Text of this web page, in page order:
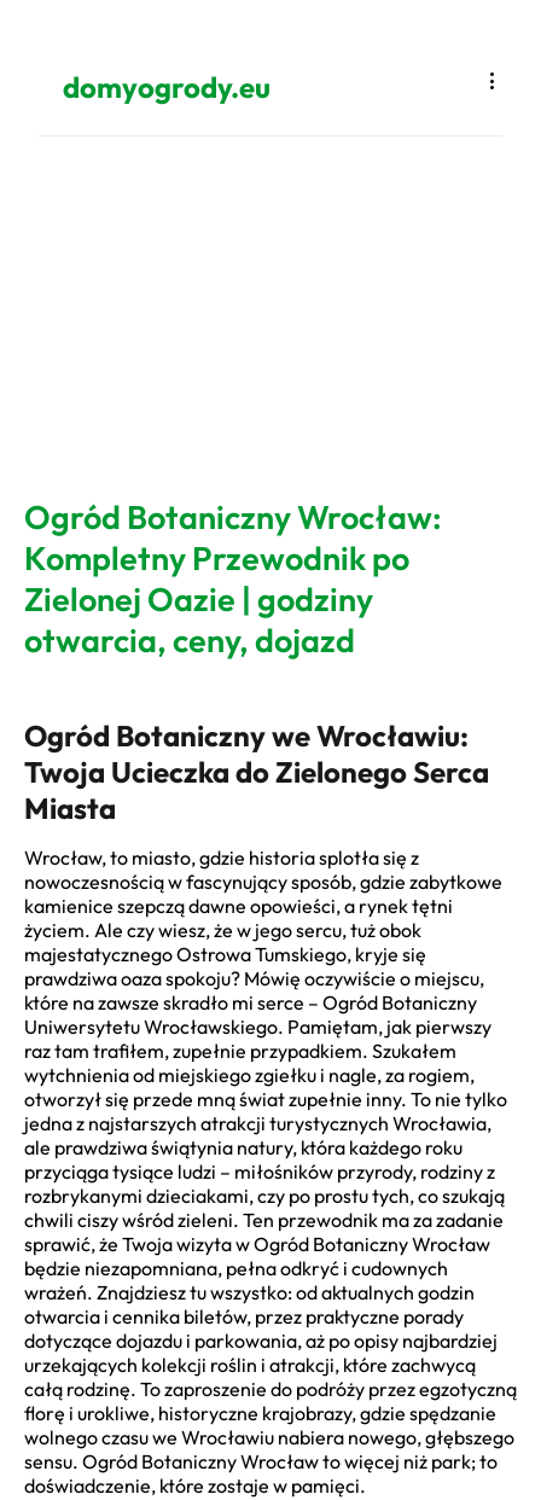
domyogrody.eu
Ogród Botaniczny Wrocław:
Kompletny Przewodnik po
Zielonej Oazie | godziny
otwarcia, ceny, dojazd
Ogród Botaniczny we Wrocławiu:
Twoja Ucieczka do Zielonego Serca
Miasta
Wrocław, to miasto, gdzie historia splotła się z
nowoczesnością w fascynujący sposób, gdzie zabytkowe
kamienice szepczą dawne opowieści, a rynek tętni
życiem. Ale czy wiesz, że w jego sercu, tuż obok
majestatycznego Ostrowa Tumskiego, kryje się
prawdziwa oaza spokoju? Mówię oczywiście o miejscu,
które na zawsze skradło mi serce – Ogród Botaniczny
Uniwersytetu Wrocławskiego. Pamiętam, jak pierwszy
raz tam trafiłem, zupełnie przypadkiem. Szukałem
wytchnienia od miejskiego zgiełku i nagle, za rogiem,
otworzył się przede mną świat zupełnie inny. To nie tylko
jedna z najstarszych atrakcji turystycznych Wrocławia,
ale prawdziwa świątynia natury, która każdego roku
przyciąga tysiące ludzi – miłośników przyrody, rodziny z
rozbrykanymi dzieciakami, czy po prostu tych, co szukają
chwili ciszy wśród zieleni. Ten przewodnik ma za zadanie
sprawić, że Twoja wizyta w Ogród Botaniczny Wrocław
będzie niezapomniana, pełna odkryć i cudownych
wrażeń. Znajdziesz tu wszystko: od aktualnych godzin
otwarcia i cennika biletów, przez praktyczne porady
dotyczące dojazdu i parkowania, aż po opisy najbardziej
urzekających kolekcji roślin i atrakcji, które zachwycą
całą rodzinę. To zaproszenie do podróży przez egzotyczną
florę i urokliwe, historyczne krajobrazy, gdzie spędzanie
wolnego czasu we Wrocławiu nabiera nowego, głębszego
sensu. Ogród Botaniczny Wrocław to więcej niż park; to
doświadczenie, które zostaje w pamięci.